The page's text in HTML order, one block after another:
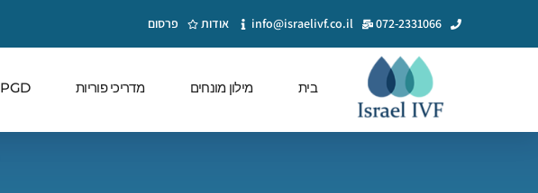
072-2331066
info@israelivf.co.il אודות פרסום
בית מילון מונחים מדריכי פוריות PGD